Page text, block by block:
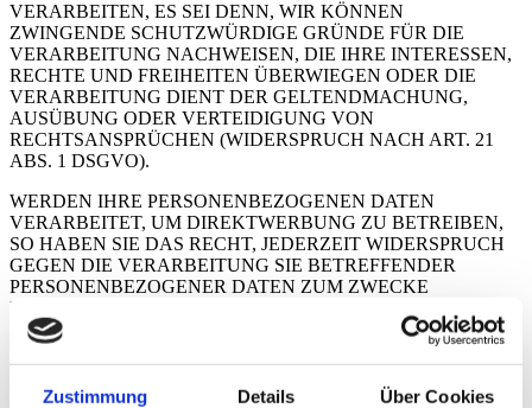
Zustimmung Details Über Cookies
VERARBEITEN, ES SEI DENN, WIR KÖNNEN
ZWINGENDE SCHUTZWÜRDIGE GRÜNDE FÜR DIE
VERARBEITUNG NACHWEISEN, DIE IHRE INTERESSEN,
RECHTE UND FREIHEITEN ÜBERWIEGEN ODER DIE
VERARBEITUNG DIENT DER GELTENDMACHUNG,
AUSÜBUNG ODER VERTEIDIGUNG VON
RECHTSANSPRÜCHEN (WIDERSPRUCH NACH ART. 21
ABS. 1 DSGVO).
WERDEN IHRE PERSONENBEZOGENEN DATEN
VERARBEITET, UM DIREKTWERBUNG ZU BETREIBEN,
SO HABEN SIE DAS RECHT, JEDERZEIT WIDERSPRUCH
GEGEN DIE VERARBEITUNG SIE BETREFFENDER
PERSONENBEZOGENER DATEN ZUM ZWECKE
DERARTIGER WERBUNG EINZULEGEN; DIES GILT AUCH
FÜR DAS PROFILING, SOWEIT ES MIT SOLCHER
DIREKTWERBUNG IN VERBINDUNG STEHT. WENN SIE
WIDERSPRECHEN, WERDEN IHRE
PERSONENBEZOGENEN DATEN ANSCHLIESSEND NICHT